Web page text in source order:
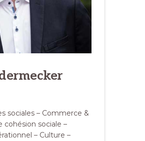
sociales – Commerce &
cohésion sociale –
– Culture –